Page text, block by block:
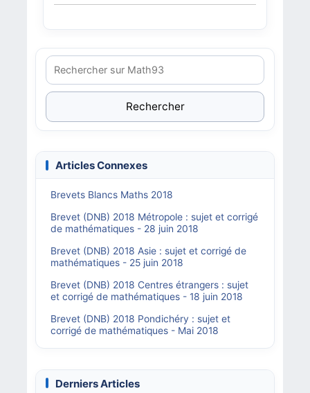
Rechercher
Articles Connexes
Brevets Blancs Maths 2018
Brevet (DNB) 2018 Métropole : sujet et corrigé
de mathématiques - 28 juin 2018
Brevet (DNB) 2018 Asie : sujet et corrigé de
mathématiques - 25 juin 2018
Brevet (DNB) 2018 Centres étrangers : sujet
et corrigé de mathématiques - 18 juin 2018
Brevet (DNB) 2018 Pondichéry : sujet et
corrigé de mathématiques - Mai 2018
Derniers Articles